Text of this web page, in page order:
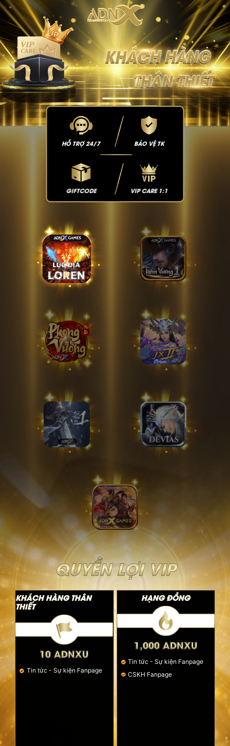
HỖ TRỢ 24/7 BẢO VỆ TK
GIFTCODE VIP CARE 1:1
QUYỀN LỢI VIP
KHÁCH HÀNG THÂN
THIẾT
10 ADNXU
Tin tức - Sự kiện Fanpage
HẠNG ĐỒNG
1,000 ADNXU
Tin tức - Sự kiện Fanpage
CSKH Fanpage